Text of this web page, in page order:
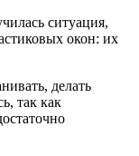
ситуация,
окон: их
делать
так как